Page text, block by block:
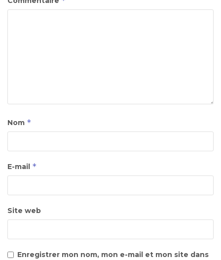
Nom *
E-mail *
Site web
Enregistrer mon nom, mon e-mail et mon site dans